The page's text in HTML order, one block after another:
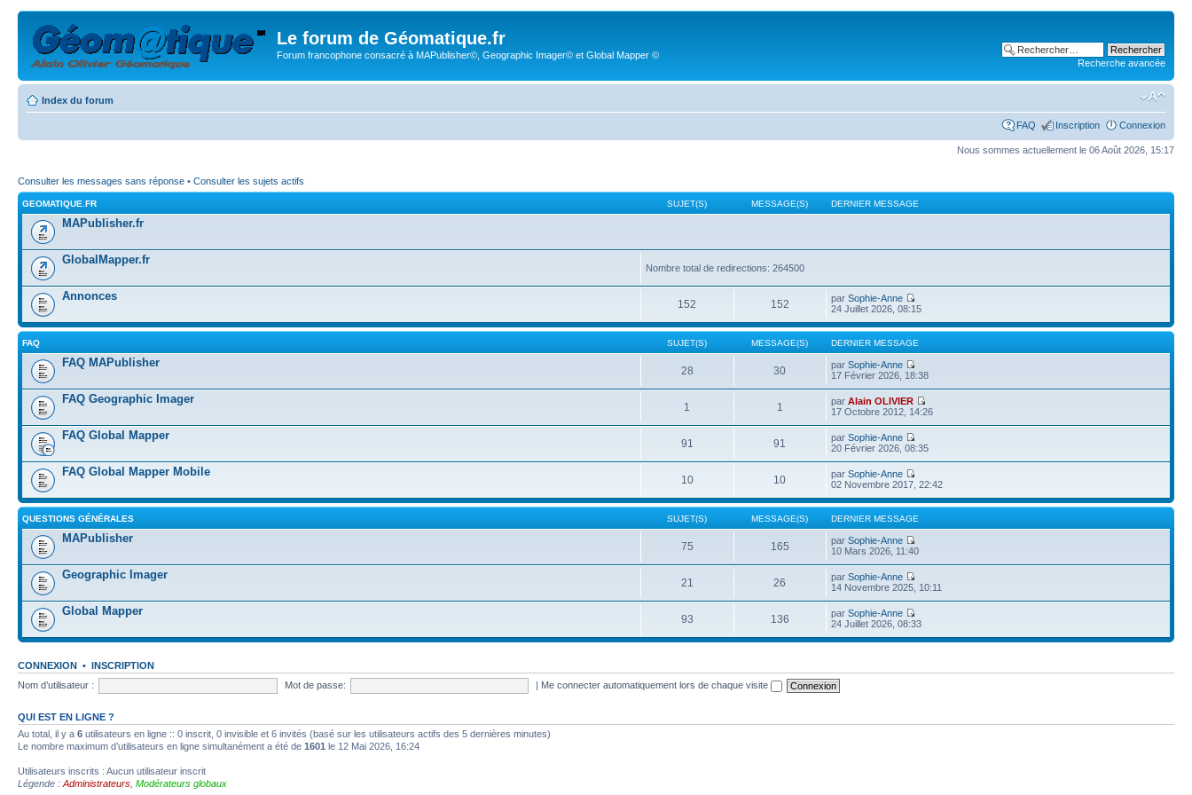
Le forum de Géomatique.fr
Forum francophone consacré à MAPublisher©, Geographic Imager© et Global Mapper ©
Recherche avancée
Index du forum
FAQ Inscription Connexion
Nous sommes actuellement le 06 Août 2026, 15:17
Consulter les messages sans réponse • Consulter les sujets actifs
GEOMATIQUE.FR SUJET(S) MESSAGE(S) DERNIER MESSAGE
MAPublisher.fr
GlobalMapper.fr
Nombre total de redirections: 264500
Annonces
152 152 parSophie-Anne
24 Juillet 2026, 08:15
FAQ SUJET(S) MESSAGE(S) DERNIER MESSAGE
FAQ MAPublisher
28 30 parSophie-Anne
17 Février 2026, 18:38
FAQ Geographic Imager
1 1 parAlain OLIVIER
17 Octobre 2012, 14:26
FAQ Global Mapper
91 91 parSophie-Anne
20 Février 2026, 08:35
FAQ Global Mapper Mobile
10 10 parSophie-Anne
02 Novembre 2017, 22:42
QUESTIONS GÉNÉRALES SUJET(S) MESSAGE(S) DERNIER MESSAGE
MAPublisher
75 165 parSophie-Anne
10 Mars 2026, 11:40
Geographic Imager
21 26 parSophie-Anne
14 Novembre 2025, 10:11
Global Mapper
93 136 parSophie-Anne
24 Juillet 2026, 08:33
CONNEXION • INSCRIPTION
Nom d’utilisateur :
Mot de passe: | Me connecter automatiquement lors de chaque visite
QUI EST EN LIGNE ?
Au total, il y a 6 utilisateurs en ligne :: 0 inscrit, 0 invisible et 6 invités (basé sur les utilisateurs actifs des 5 dernières minutes)
Le nombre maximum d’utilisateurs en ligne simultanément a été de 1601 le 12 Mai 2026, 16:24
Utilisateurs inscrits : Aucun utilisateur inscrit
Légende : Administrateurs Modérateurs globaux